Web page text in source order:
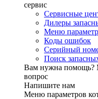
сервис
Сервисные
Дилеры
Меню
Коды ошибок
Серийный
Поиск
Вам нужна помощь?
вопрос
Напишите нам
Меню параметров